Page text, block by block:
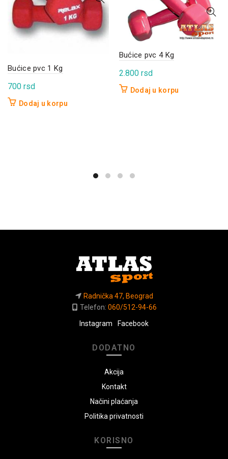
Bućice pvc 1 Kg
700 rsd
Dodaj u korpu
Bućice pvc 4 Kg
2.800 rsd
Dodaj u korpu
Radnička 47, Beograd
Telefon: 060/512-94-66
Instagram
Facebook
DODATNO
Akcija
Kontakt
Načini plaćanja
Politika privatnosti
KORISNO